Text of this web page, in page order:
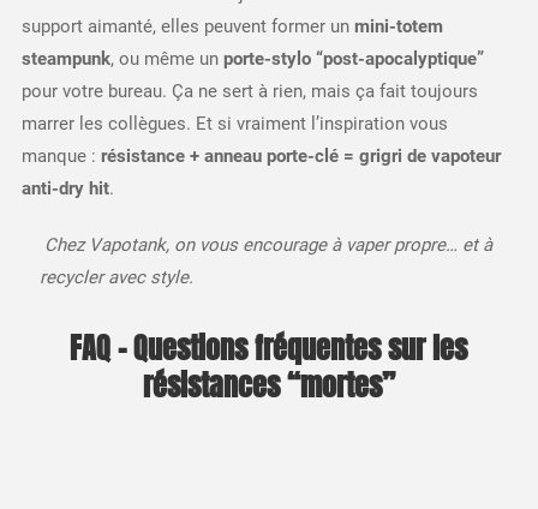
support aimanté, elles peuvent former un mini-totem
steampunk, ou même un porte-stylo “post-apocalyptique”
pour votre bureau. Ça ne sert à rien, mais ça fait toujours
marrer les collègues. Et si vraiment l’inspiration vous
manque : résistance + anneau porte-clé = grigri de vapoteur
anti-dry hit.
️ Chez Vapotank, on vous encourage à vaper propre… et à
recycler avec style.
FAQ – Questions fréquentes sur les
résistances “mortes”